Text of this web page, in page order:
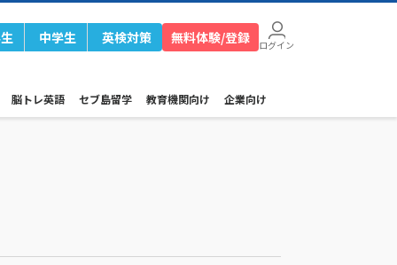
中学生 英検対策 無料体験/登録 ログイン
脳トレ英語 セブ島留学 教育機関向け 企業向け